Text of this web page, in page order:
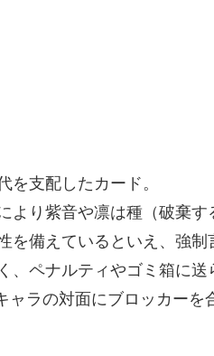
を支配したカード。
り紫音や凛は種（破棄
備えているといえ、強
ペナルティやゴミ箱に送
ャラの対面にブロッカー